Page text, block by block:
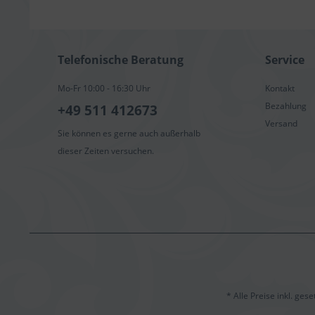
Telefonische Beratung
Mo-Fr 10:00 - 16:30 Uhr
+49 511 412673
Sie können es gerne auch außerhalb
dieser Zeiten versuchen.
Service
Kontakt
Bezahlung
Versand
* Alle Preise inkl.